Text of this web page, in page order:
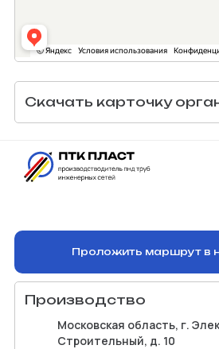
Скачать карточку
Проложить маршрут в
Производство
Московская область, г.
Строительный, д. 10